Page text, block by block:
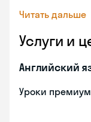
Читать дальше
Услуги и
Английский
Уроки премиум